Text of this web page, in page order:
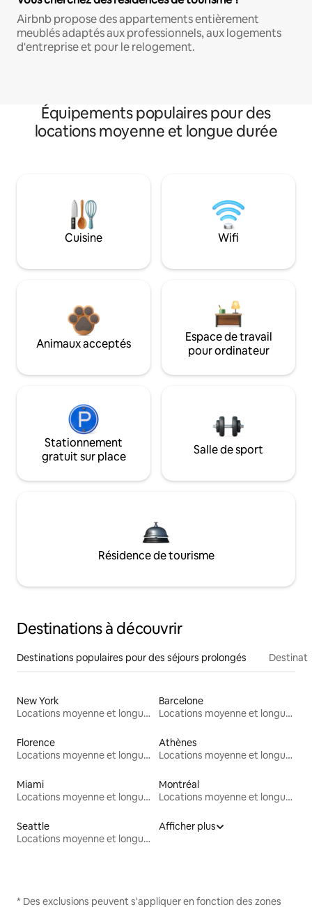
Airbnb propose des appartements entièrement
meublés adaptés aux professionnels, aux logements
d'entreprise et pour le relogement.
Équipements populaires pour des
locations moyenne et longue durée
Cuisine Wifi
Animaux acceptés
Espace de travail
pour ordinateur
Stationnement
gratuit sur place
Salle de sport
Résidence de tourisme
Destinations à découvrir
Destinations populaires pour des séjours prolongés
New York
Locations moyenne et longue durée
Barcelone
Locations moyenne et longue durée
Florence
Locations moyenne et longue durée
Athènes
Locations moyenne et longue durée
Miami
Locations moyenne et longue durée
Montréal
Locations moyenne et longue durée
Seattle
Locations moyenne et longue durée
Afficher plus
* Des exclusions peuvent s'appliquer en fonction des zones